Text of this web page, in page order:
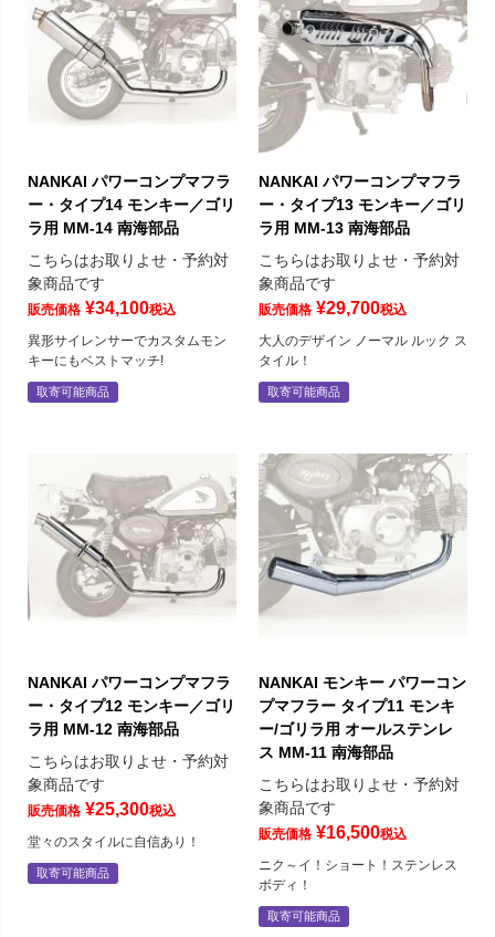
NANKAI パワーコンプマフラ
ー・タイプ14 モンキー／ゴリ
ラ用 MM-14 南海部品
こちらはお取りよせ・予約対
象商品です
販売価格 ¥34,100税込
異形サイレンサーでカスタムモン
キーにもベストマッチ!
取寄可能商品
NANKAI パワーコンプマフラ
ー・タイプ13 モンキー／ゴリ
ラ用 MM-13 南海部品
こちらはお取りよせ・予約対
象商品です
販売価格 ¥29,700税込
大人のデザイン ノーマル ルック ス
タイル！
取寄可能商品
NANKAI パワーコンプマフラ
ー・タイプ12 モンキー／ゴリ
ラ用 MM-12 南海部品
こちらはお取りよせ・予約対
象商品です
販売価格 ¥25,300税込
堂々のスタイルに自信あり！
取寄可能商品
NANKAI モンキー パワーコン
プマフラー タイプ11 モンキ
ー/ゴリラ用 オールステンレ
ス MM-11 南海部品
こちらはお取りよせ・予約対
象商品です
販売価格 ¥16,500税込
ニク～イ！ショート！ステンレス
ボディ！
取寄可能商品